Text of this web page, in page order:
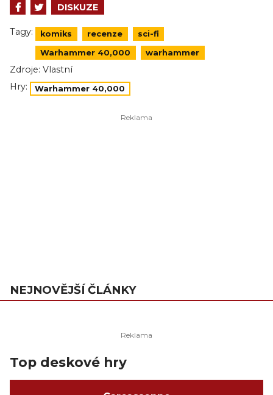
DISKUZE
Tagy: komiks recenze sci-fi
Warhammer 40,000 warhammer
Zdroje: Vlastní
Hry:
Warhammer 40,000
NEJNOVĚJŠÍ ČLÁNKY
Top deskové hry